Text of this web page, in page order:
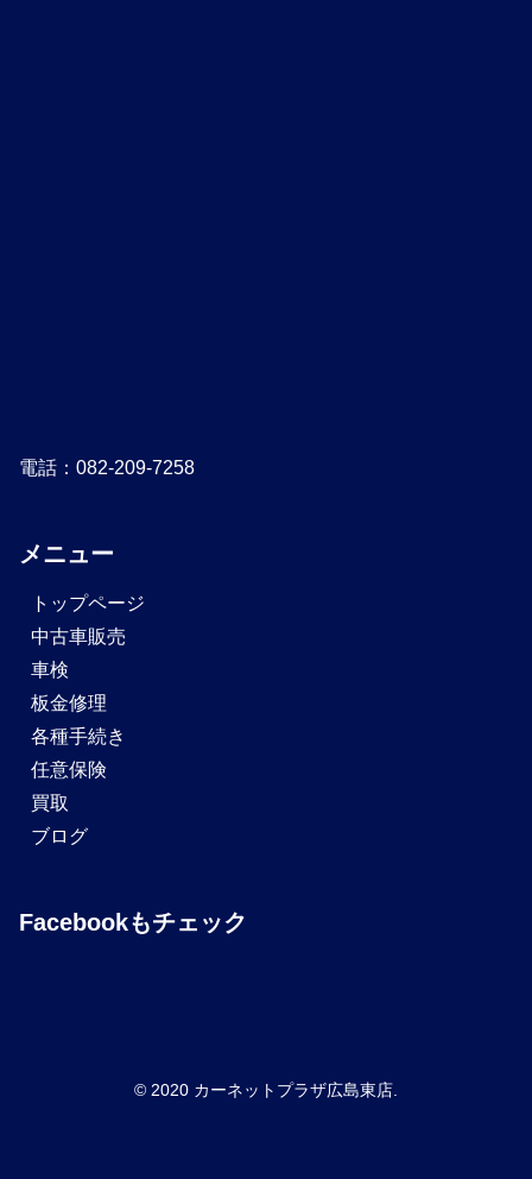
電話：082-209-7258
メニュー
トップページ
中古車販売
車検
板金修理
各種手続き
任意保険
買取
ブログ
Facebookもチェック
© 2020 カーネットプラザ広島東店.